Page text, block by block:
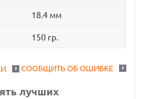
18.4 мм
150 гр.
СООБЩИТЬ ОБ ОШИБКЕ
лучших